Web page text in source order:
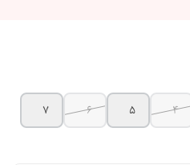
۴ ۵ ۶
۷